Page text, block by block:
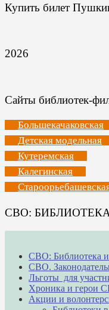
Купить билет
2026
Сайты библиотек-
Большекачаковская
Детская модельная
Кутеремская
Калегинская
СВО:
СВО: Библиотека
СВО.
Льготы для
Хроника и герои
Акции и